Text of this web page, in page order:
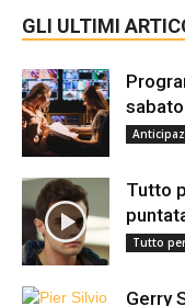
GLI ULTIMI
Tutto
Tutto
Gerry